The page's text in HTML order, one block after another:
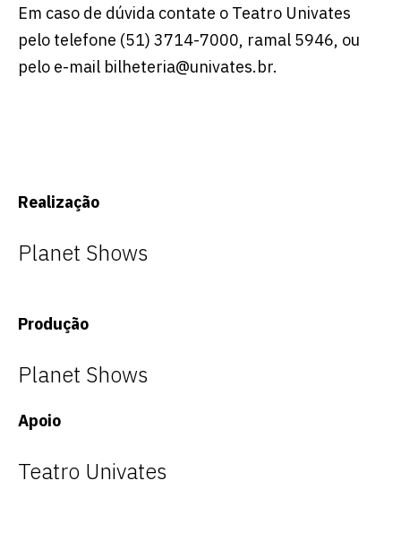
Em caso de dúvida contate o Teatro Univates
pelo telefone (51) 3714-7000, ramal 5946, ou
pelo e-mail bilheteria@univates.br.
Realização
Planet Shows
Produção
Planet Shows
Apoio
Teatro Univates